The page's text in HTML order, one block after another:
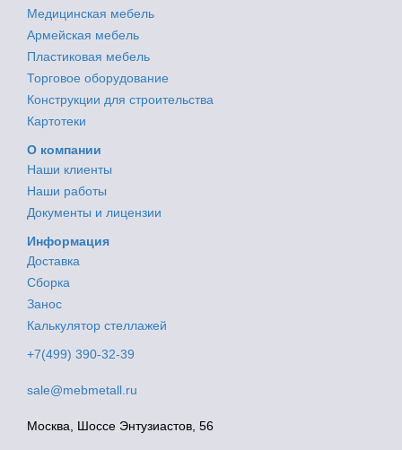
Медицинская мебель
Армейская мебель
Пластиковая мебель
Торговое оборудование
Конструкции для строительства
Картотеки
О компании
Наши клиенты
Наши работы
Документы и лицензии
Информация
Доставка
Сборка
Занос
Калькулятор стеллажей
+7(499) 390-32-39
sale@mebmetall.ru
Москва, Шоссе Энтузиастов, 56